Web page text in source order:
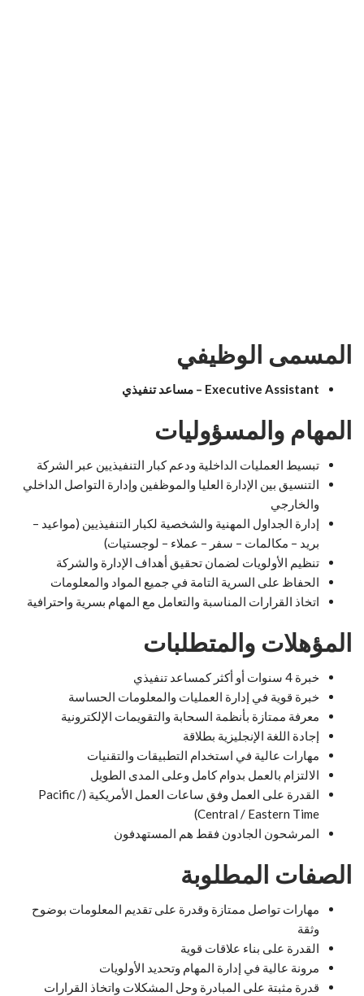
المسمى الوظيفي
Executive Assistant – مساعد تنفيذي
المهام والمسؤوليات
تبسيط العمليات الداخلية ودعم كبار التنفيذيين عبر الشركة
التنسيق بين الإدارة العليا والموظفين وإدارة التواصل الداخلي
والخارجي
إدارة الجداول المهنية والشخصية لكبار التنفيذيين (مواعيد –
بريد – مكالمات – سفر – عملاء – لوجستيات)
تنظيم الأولويات لضمان تحقيق أهداف الإدارة والشركة
الحفاظ على السرية التامة في جميع المواد والمعلومات
اتخاذ القرارات المناسبة والتعامل مع المهام بسرية واحترافية
المؤهلات والمتطلبات
خبرة 4 سنوات أو أكثر كمساعد تنفيذي
خبرة قوية في إدارة العمليات والمعلومات الحساسة
معرفة ممتازة بأنظمة السحابة والتقويمات الإلكترونية
إجادة اللغة الإنجليزية بطلاقة
مهارات عالية في استخدام التطبيقات والتقنيات
الالتزام بالعمل بدوام كامل وعلى المدى الطويل
القدرة على العمل وفق ساعات العمل الأمريكية (Pacific /
Central / Eastern Time)
المرشحون الجادون فقط هم المستهدفون
الصفات المطلوبة
مهارات تواصل ممتازة وقدرة على تقديم المعلومات بوضوح
وثقة
القدرة على بناء علاقات قوية
مرونة عالية في إدارة المهام وتحديد الأولويات
قدرة مثبتة على المبادرة وحل المشكلات واتخاذ القرارات